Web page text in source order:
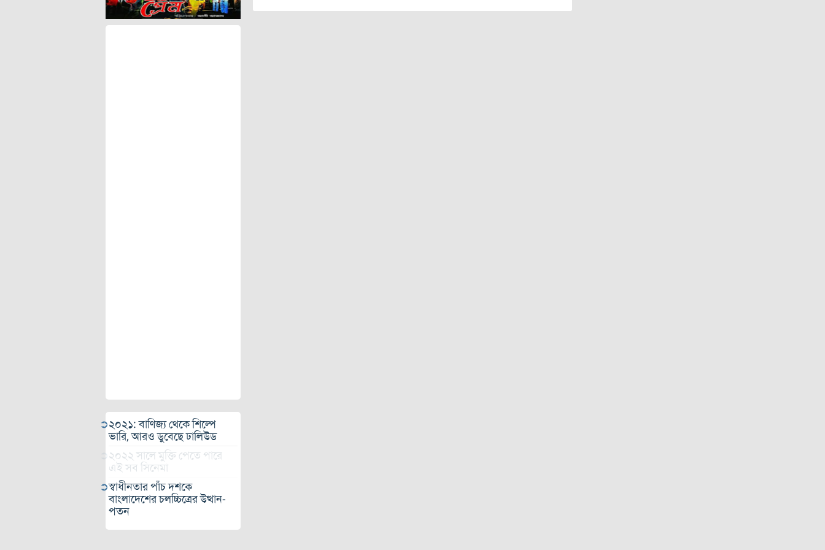
২০২১: বাণিজ্য থেকে শিল্পে
ভারি, আরও ডুবেছে ঢালিউড
২০২২ সালে মুক্তি পেতে পারে
এই সব সিনেমা
স্বাধীনতার পাঁচ দশকে
বাংলাদেশের চলচ্চিত্রের উত্থান-
পতন